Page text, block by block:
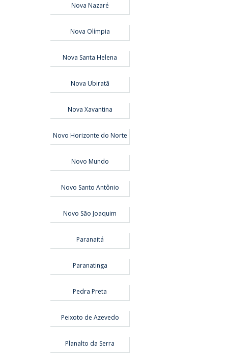
Nova Nazaré
Nova Olímpia
Nova Santa Helena
Nova Ubiratã
Nova Xavantina
Novo Horizonte do Norte
Novo Mundo
Novo Santo Antônio
Novo São Joaquim
Paranaitá
Paranatinga
Pedra Preta
Peixoto de Azevedo
Planalto da Serra